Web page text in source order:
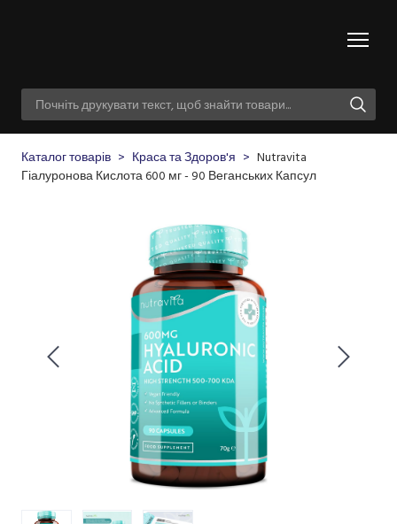
Каталог товарів Краса та Здоров'я
Nutravita
Гіалуронова Кислота 600 мг - 90 Веганських Капсул